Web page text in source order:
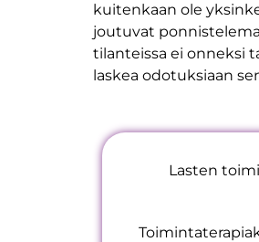
kuitenkaan ole
joutuvat
tilanteissa ei onneksi
laskea odotuksiaan
Lasten